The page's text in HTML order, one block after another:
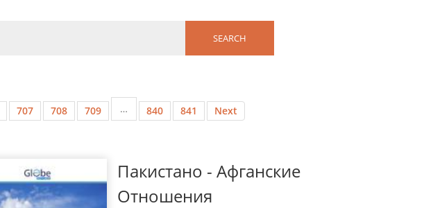
707 708 709 … 840 841 Next
Пакистано - Афганские
Отношения